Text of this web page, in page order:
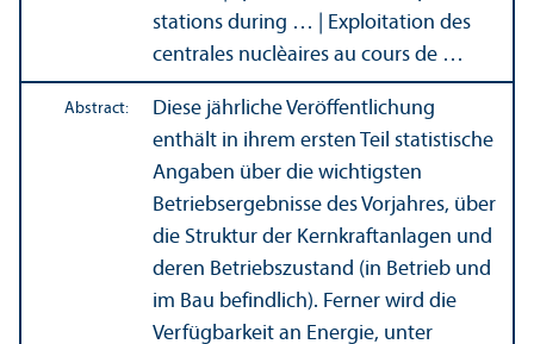
stations during … | Exploitation des
centrales nuclèaires au cours de …
Abstract:
Diese jährliche Veröffentlichung
enthält in ihrem ersten Teil statistische
Angaben über die wichtigsten
Betriebs­ergebnisse des Vorjahres, über
die Struktur der Kernkraftanlagen und
deren Betriebs­zustand (in Betrieb und
im Bau befindlich). Ferner wird die
Verfügbarkeit an Energie, unter